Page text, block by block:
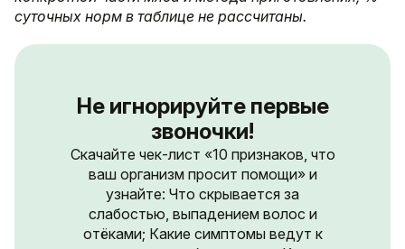
суточных норм в таблице не рассчитаны.
Не игнорируйте первые
звоночки!
Скачайте чек-лист «10 признаков, что
ваш организм просит помощи» и
узнайте: Что скрывается за
слабостью, выпадением волос и
отёками; Какие симптомы ведут к